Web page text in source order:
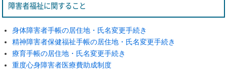
障害者福祉に関すること
身体障害者手帳の居住地・氏名変更手続き
精神障害者保健福祉手帳の居住地・氏名変更手続き
療育手帳の居住地・氏名変更手続き
重度心身障害者医療費助成制度